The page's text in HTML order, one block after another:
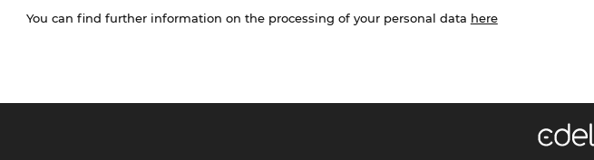
You can find further information on the processing of your personal data here